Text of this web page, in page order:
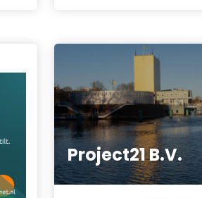
Project21 B.V.